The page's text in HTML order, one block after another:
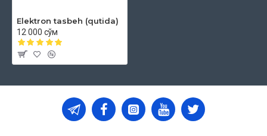
Elektron tasbeh (qutida)
12 000 сўм